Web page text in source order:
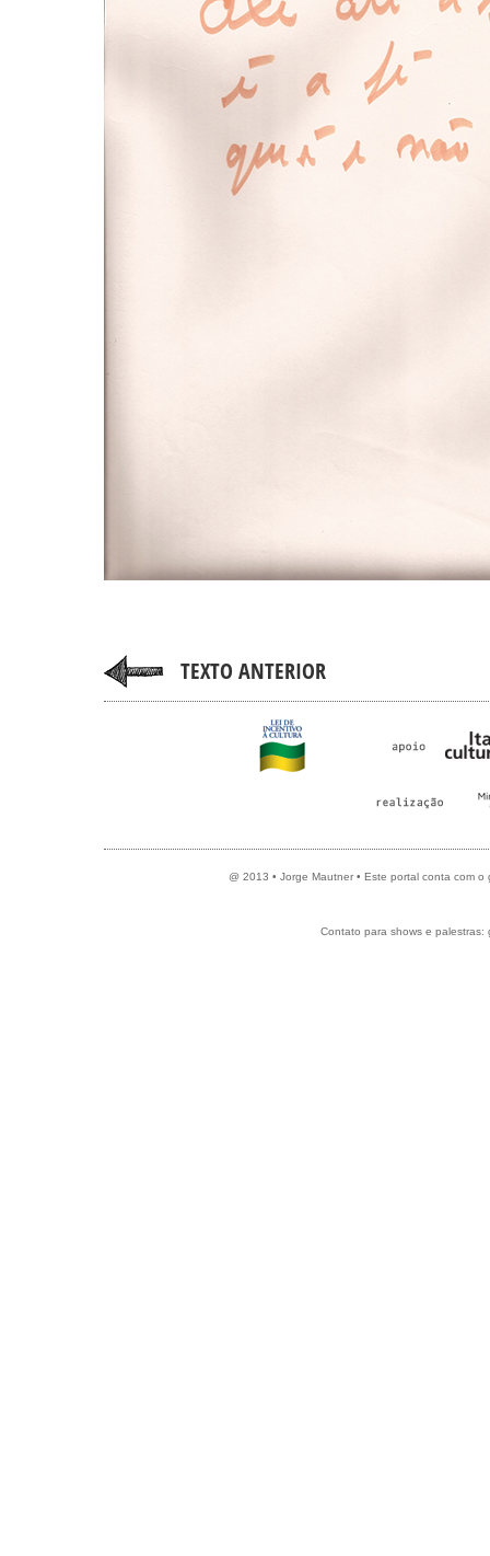
TEXTO ANTERIOR
@ 2013 • Jorge Mautner • Este portal conta com
Contato para shows e palestras: